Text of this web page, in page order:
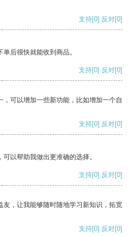
支持[0] 反对[0]
后很快就能收到商品。
支持[0] 反对[0]
，可以增加一些新功能，比如增加一个自
支持[0] 反对[0]
以帮助我做出更准确的选择。
支持[0] 反对[0]
友，让我能够随时随地学习新知识，拓宽
支持[0] 反对[0]